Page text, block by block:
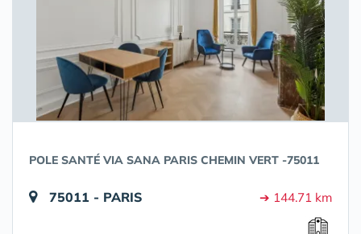
POLE SANTÉ VIA SANA PARIS CHEMIN VERT -75011
75011 - PARIS ➔ 144.71 km